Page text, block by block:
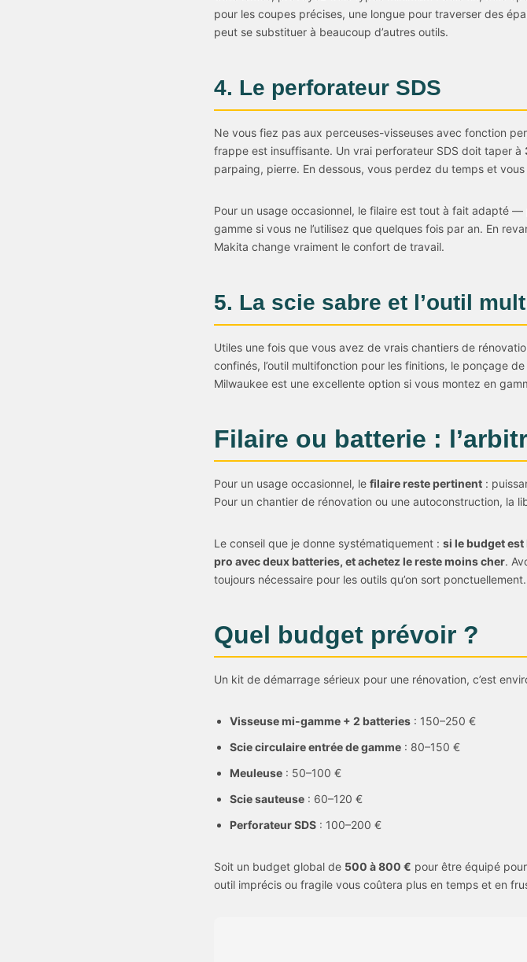
pour les coupes précises, une longue pour traverser des
peut se substituer à beaucoup d’autres outils.
4. Le perforateur SDS
Ne vous fiez pas aux perceuses-visseuses avec fonction
frappe est insuffisante. Un vrai perforateur SDS doit taper à
parpaing, pierre. En dessous, vous perdez du temps et
Pour un usage occasionnel, le filaire est tout à fait adapté
gamme si vous ne l’utilisez que quelques fois par an. En
Makita change vraiment le confort de travail.
5. La scie sabre et l’outil
Utiles une fois que vous avez de vrais chantiers de
confinés, l’outil multifonction pour les finitions, le ponçage
Milwaukee est une excellente option si vous montez en
Filaire ou batterie :
Pour un usage occasionnel, le filaire reste pertinent :
Pour un chantier de rénovation ou une autoconstruction, la
Le conseil que je donne systématiquement : si le budget
pro avec deux batteries, et achetez le reste moins cher.
toujours nécessaire pour les outils qu’on sort ponctuellement.
Quel budget prévoir ?
Un kit de démarrage sérieux pour une rénovation, c’est
Visseuse mi-gamme + 2 batteries : 150–250 €
Scie circulaire entrée de gamme : 80–150 €
Meuleuse : 50–100 €
Scie sauteuse : 60–120 €
Perforateur SDS : 100–200 €
Soit un budget global de 500 à 800 € pour être équipé
outil imprécis ou fragile vous coûtera plus en temps et en